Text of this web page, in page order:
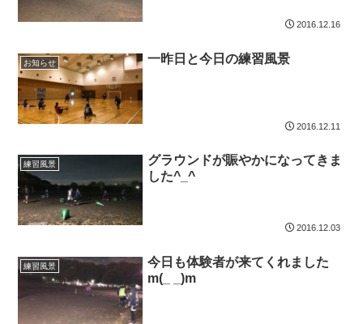
2016.12.16
お知らせ 一昨日と今日の練習風景
2016.12.11
練習風景
グラウンドが賑やかになってきま
した^_^
2016.12.03
練習風景
今日も体験者が来てくれました
m(_ _)m